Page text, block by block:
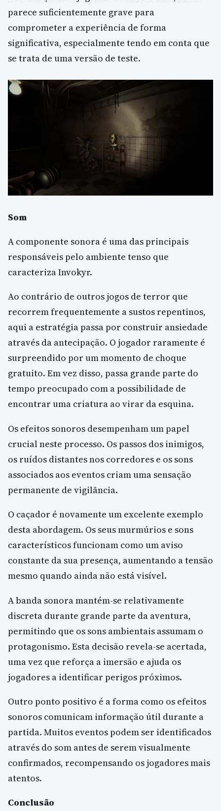
parece suficientemente grave para
comprometer a experiência de forma
significativa, especialmente tendo em conta que
se trata de uma versão de teste.
Som
A componente sonora é uma das principais
responsáveis pelo ambiente tenso que
caracteriza Invokyr.
Ao contrário de outros jogos de terror que
recorrem frequentemente a sustos repentinos,
aqui a estratégia passa por construir ansiedade
através da antecipação. O jogador raramente é
surpreendido por um momento de choque
gratuito. Em vez disso, passa grande parte do
tempo preocupado com a possibilidade de
encontrar uma criatura ao virar da esquina.
Os efeitos sonoros desempenham um papel
crucial neste processo. Os passos dos inimigos,
os ruídos distantes nos corredores e os sons
associados aos eventos criam uma sensação
permanente de vigilância.
O caçador é novamente um excelente exemplo
desta abordagem. Os seus murmúrios e sons
característicos funcionam como um aviso
constante da sua presença, aumentando a tensão
mesmo quando ainda não está visível.
A banda sonora mantém-se relativamente
discreta durante grande parte da aventura,
permitindo que os sons ambientais assumam o
protagonismo. Esta decisão revela-se acertada,
uma vez que reforça a imersão e ajuda os
jogadores a identificar perigos próximos.
Outro ponto positivo é a forma como os efeitos
sonoros comunicam informação útil durante a
partida. Muitos eventos podem ser identificados
através do som antes de serem visualmente
confirmados, recompensando os jogadores mais
atentos.
Conclusão